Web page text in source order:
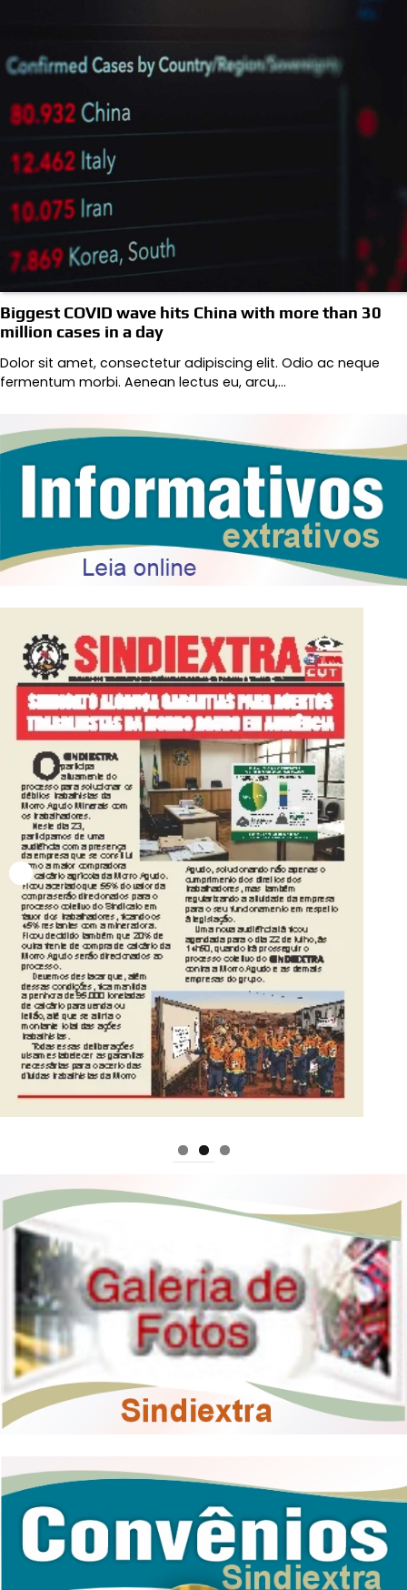
Biggest COVID wave hits China with more than 30
million cases in a day
Dolor sit amet, consectetur adipiscing elit. Odio ac neque
fermentum morbi. Aenean lectus eu, arcu,…